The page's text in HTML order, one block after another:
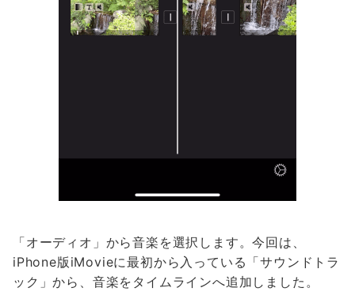
「オーディオ」から音楽を選択します。今回は、
iPhone版iMovieに最初から入っている「サウンドトラ
ック」から、音楽をタイムラインへ追加しました。